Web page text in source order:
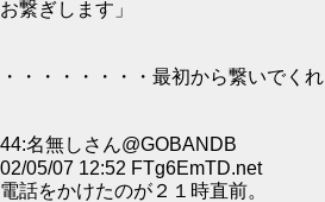
お繋ぎします」
・・・・・・・・最初から繋いでくれ
44:名無しさん@GOBANDB
02/05/07 12:52 FTg6EmTD.net
電話をかけたのが２１時直前。